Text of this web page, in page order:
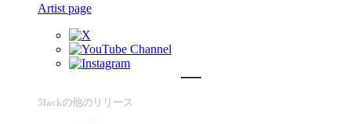
Artist page
5lackの他のリリース